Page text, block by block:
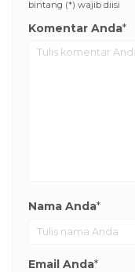
bintang (*) wajib diisi
Komentar Anda*
Nama Anda*
Email Anda*